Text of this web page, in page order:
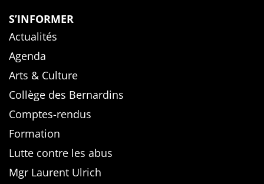
S’INFORMER
Actualités
Agenda
Arts & Culture
Collège des Bernardins
Comptes-rendus
Formation
Lutte contre les abus
Mgr Laurent Ulrich